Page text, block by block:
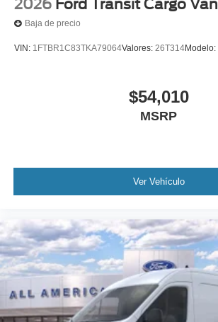
2026 Ford Transit Cargo Van
Baja de precio
VIN: 1FTBR1C83TKA79064Valores: 26T314Modelo:
$54,010
MSRP
Ver Vehículo